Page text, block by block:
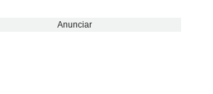
Anunciar